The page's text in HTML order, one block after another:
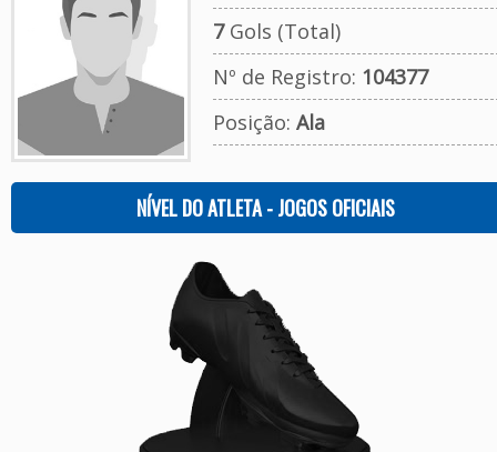
7Gols (Total)
Nº de Registro: 104377
Posição: Ala
NÍVEL DO ATLETA - JOGOS OFICIAIS